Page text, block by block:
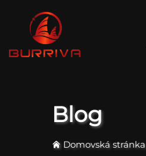
Blog
Domovská stránka